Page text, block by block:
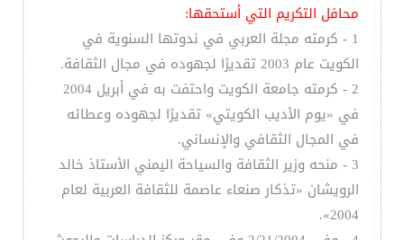
محافل التكريم التي أستحقها:
1 - كرمته مجلة العربي في ندوتها السنوية في
الكويت عام 2003 تقديرًا لجهوده في مجال الثقافة.
2 - كرمته جامعة الكويت واحتفت به في أبريل 2004
في «يوم الأديب الكويتي» تقديرًا لجهوده وعطائه
في المجال الثقافي والإنساني.
3 - منحه وزير الثقافة والسياحة اليمني الأستاذ خالد
الرويشان «تذكار صنعاء عاصمة للثقافة العربية لعام
2004».